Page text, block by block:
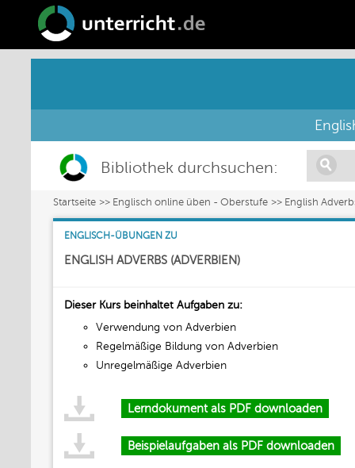
Bibliothek durchsuchen:
Startseite Englisch online üben - Oberstufe English
ENGLISCH-ÜBUNGEN ZU
ENGLISH ADVERBS (ADVERBIEN)
Dieser Kurs beinhaltet Aufgaben zu:
Verwendung von Adverbien
Regelmäßige Bildung von Adverbien
Unregelmäßige Adverbien
Lerndokument als PDF downloaden
Beispielaufgaben als PDF downloaden